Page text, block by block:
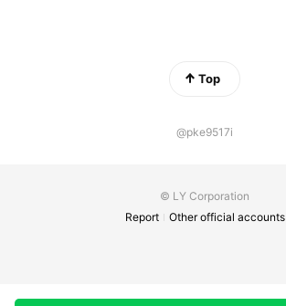
Top
@pke9517i
© LY Corporation
Report
Other official accounts